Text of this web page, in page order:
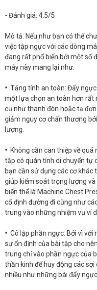
- Đánh giá: 4.5/5
Mô tả: Nếu như bạn có thể
việc tập ngực với các dòng
đang rất phổ biến bởi một số
máy này mang lại như:
• Tăng tính an toàn: Đẩy
một lựa chọn an toàn hơn rất
cụ như thanh đòn hoặc tạ
giảm nguy cơ chấn thương
lượng.
• Không cần can thiệp về quá
tập có quán tính di chuyển tự
bạn cần sử dụng các cơ khác
giúp kiểm soát trọng lượng
biến thể là Machine Chest
cố định đường đi cũng như
trung vào những nhiệm vụ ví
• Cô lập phần ngực: Bởi vì
sự ổn định của bài tập cho
trung chỉ vào phần ngực của
thần kinh để huy động các
nhiều như những bài đẩy